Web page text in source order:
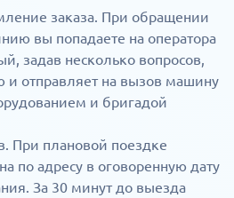
заказа. При обращении
вы попадаете на оператора
задав несколько вопросов,
и отправляет на вызов машину
и бригадой
При плановой поездке
по адресу в оговоренную дату
За 30 минут до выезда